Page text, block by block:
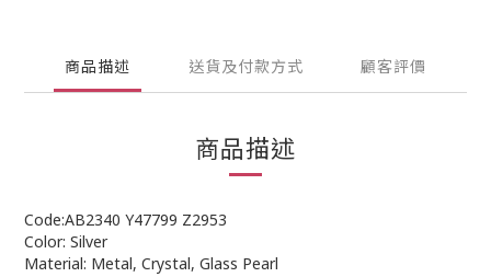
商品描述 送貨及付款方式 顧客評價
商品描述
Code:AB2340 Y47799 Z2953
Color: Silver
Material: Metal, Crystal, Glass Pearl